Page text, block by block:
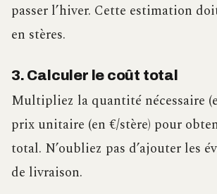
passer l’hiver. Cette estimation
en stères.
3. Calculer le coût total
Multipliez la quantité nécessaire
prix unitaire (en €/stère) pour
total. N’oubliez pas d’ajouter les
de livraison.